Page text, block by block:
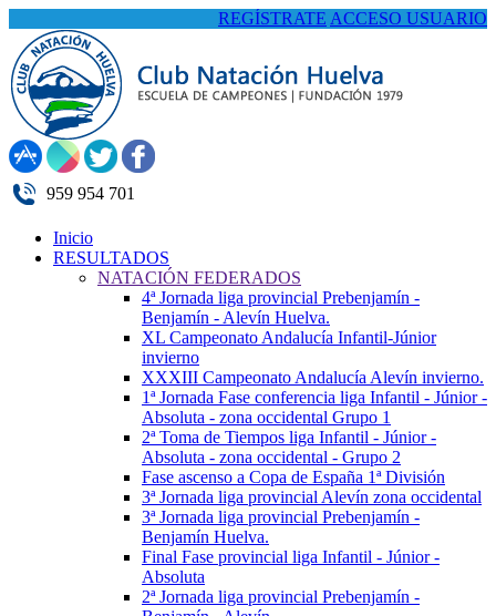
REGÍSTRATE ACCESO USUARIO
959 954 701
Inicio
RESULTADOS
NATACIÓN FEDERADOS
4ª Jornada liga provincial Prebenjamín -
Benjamín - Alevín Huelva.
XL Campeonato Andalucía Infantil-Júnior
invierno
XXXIII Campeonato Andalucía Alevín invierno.
1ª Jornada Fase conferencia liga Infantil - Júnior -
Absoluta - zona occidental Grupo 1
2ª Toma de Tiempos liga Infantil - Júnior -
Absoluta - zona occidental - Grupo 2
Fase ascenso a Copa de España 1ª División
3ª Jornada liga provincial Alevín zona occidental
3ª Jornada liga provincial Prebenjamín -
Benjamín Huelva.
Final Fase provincial liga Infantil - Júnior -
Absoluta
2ª Jornada liga provincial Prebenjamín -